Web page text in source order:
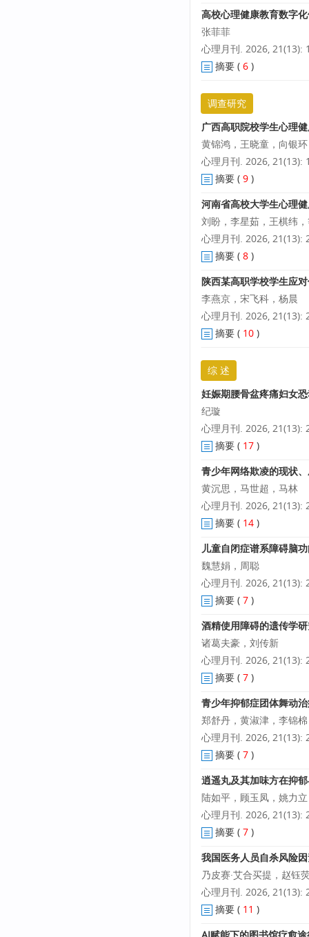
高校心理健康教育数字
张菲菲
心理月刊. 2026, 21(13):
摘要 ( 6 )
调查研究
广西高职院校学生心理
黄锦鸿，王晓童，向银环
心理月刊. 2026, 21(13):
摘要 ( 9 )
河南省高校大学生心理
刘盼，李星茹，王棋纬
心理月刊. 2026, 21(13):
摘要 ( 8 )
陕西某高职学校学生应
李燕京，宋飞科，杨晨
心理月刊. 2026, 21(13):
摘要 ( 10 )
综 述
妊娠期腰骨盆疼痛妇女
纪璇
心理月刊. 2026, 21(13):
摘要 ( 17 )
青少年网络欺凌的现状
黄沉思，马世超，马林
心理月刊. 2026, 21(13):
摘要 ( 14 )
儿童自闭症谱系障碍脑
魏慧娟，周聪
心理月刊. 2026, 21(13):
摘要 ( 7 )
酒精使用障碍的遗传学
诸葛夫豪，刘传新
心理月刊. 2026, 21(13):
摘要 ( 7 )
青少年抑郁症团体舞动
郑舒丹，黄淑津，李锦
心理月刊. 2026, 21(13):
摘要 ( 7 )
逍遥丸及其加味方在抑
陆如平，顾玉凤，姚力
心理月刊. 2026, 21(13):
摘要 ( 7 )
我国医务人员自杀风险
乃皮赛·艾合买提，赵钰
心理月刊. 2026, 21(13):
摘要 ( 11 )